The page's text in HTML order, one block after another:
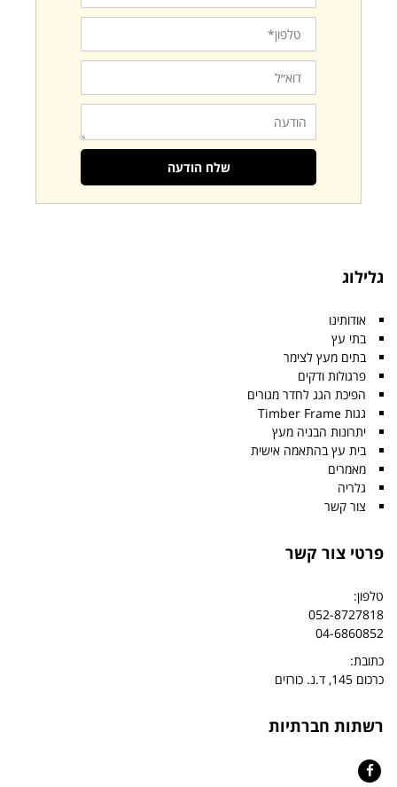
טלפון
דוא״ל
הודעה
שלח הודעה
גלילוג
אודותינו
בתי עץ
בתים מעץ לצימר
פרגולות ודקים
הפיכת הגג לחדר מגורים
גגות Timber Frame
יתרונות הבניה מעץ
בית עץ בהתאמה אישית
מאמרים
גלריה
צור קשר
פרטי צור קשר
טלפון:
052-8727818
04-6860852
כתובת:
כרכום 145, ד.נ. כורזים
רשתות חברתיות